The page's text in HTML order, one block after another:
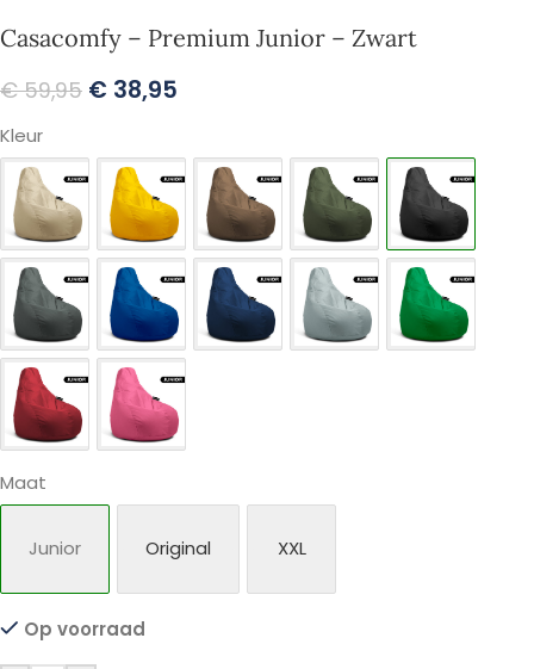
Casacomfy – Premium Junior – Zwart
€59,95 € 38,95
Kleur
Maat
Junior Original XXL
Op voorraad